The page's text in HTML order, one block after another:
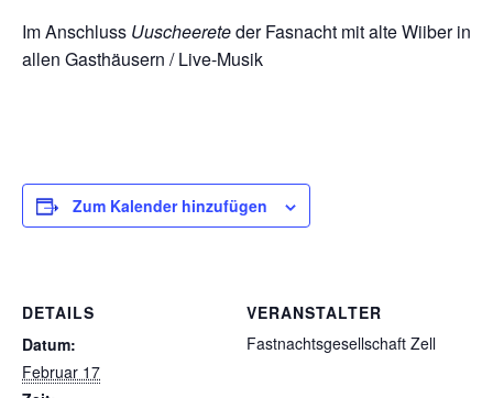
Im Anschluss Uuscheereteder Fasnacht mit alte Wiiber in
allen Gasthäusern / Live-Musik
Zum Kalender hinzufügen
DETAILS
Datum:
Februar 17
VERANSTALTER
Fastnachtsgesellschaft Zell